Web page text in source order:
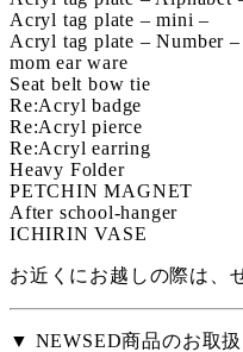
Acryl tag plate – mini –
Acryl tag plate – Number –
mom ear ware
Seat belt bow tie
Re:Acryl badge
Re:Acryl pierce
Re:Acryl earring
Heavy Folder
PETCHIN MAGNET
After school-hanger
ICHIRIN VASE
お近くにお越しの際は、
▼ NEWSED商品のお取